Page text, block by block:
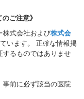
ご注意》
株式会社および株式会
います。 正確な情報掲
するものではありませ
事前に必ず該当の医院